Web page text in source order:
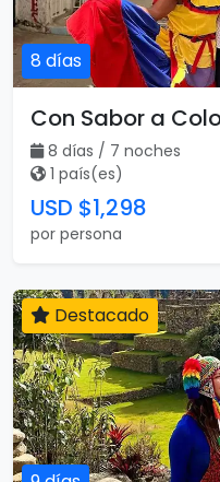
8 días
Con Sabor a
8 días / 7 noches
1 país(es)
USD $1,298
por persona
Destacado